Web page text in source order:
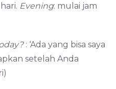
Evening: mulai jam
: ‘Ada yang bisa saya
setelah Anda